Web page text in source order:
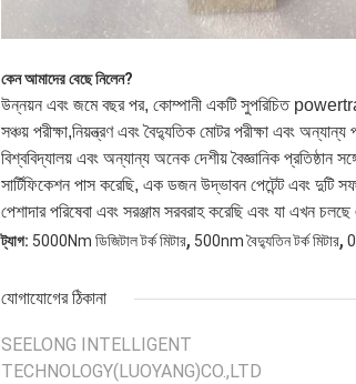
কেন আমাদের বেছে নিলেন?
উন্নয়ন এবং জমে বছর পর, কোম্পানী একটি সুপরিচিত
সঞ্চয় পরীক্ষা,নিয়ন্ত্রণ এবং বৈদ্যুতিক মোটর পরীক্ষা এবং
বিশ্ববিদ্যালয় এবং অন্যান্য অনেক দেশীয় বৈজ্ঞানিক প্রতিষ্ঠান
সার্টিফিকেশন পাস করেছি, এক ডজন উদ্ভাবন পেটেন্ট এবং দুটি
পেশাদার পরিষেবা এবং সরঞ্জাম সরবরাহ করেছি এবং যা এখন
ট্যাগ: 5000Nm ডিজিটাল টর্ক মিটার, 500nm বৈদ্যুতিন টর্ক মিটার,
যোগাযোগের ঠিকানা
SEELONG INTELLIGENT
TECHNOLOGY(LUOYANG)CO.,LTD